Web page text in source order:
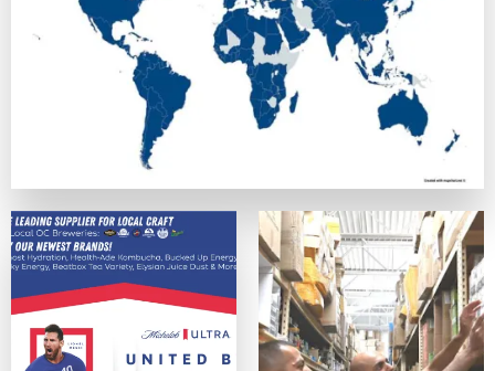
正式なライセンスを持ち、SSL暗号化でデータを守っている
カスタマーサポート
優秀なカジノは、迅速で親切なサポート体制を提供してい
便利さ・モバイル対応
スマホ、タブレットデバイス、PCのどれからでも問題なく
ゲームの質
ネットエント、Microgaming、プレイテック、Evolution
オンラインカジノサイトの入出金手段
カジノプロファイルを作成したら、次のステップは入金手